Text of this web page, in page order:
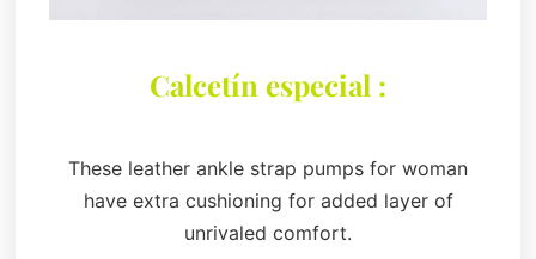
Calcetín especial :
These leather ankle strap pumps for woman
have extra cushioning for added layer of
unrivaled comfort.